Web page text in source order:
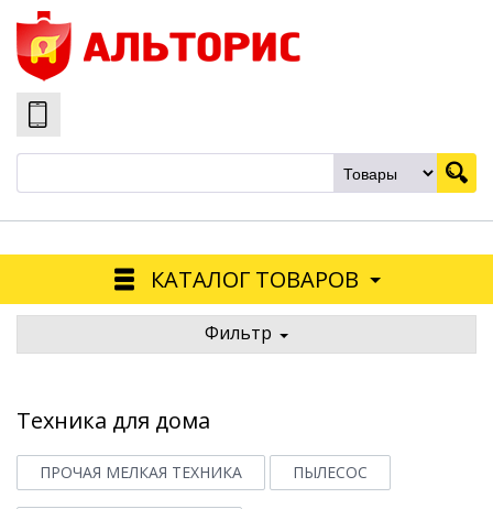
КАТАЛОГ ТОВАРОВ
Фильтр
Техника для дома
ПРОЧАЯ МЕЛКАЯ ТЕХНИКА ПЫЛЕСОС